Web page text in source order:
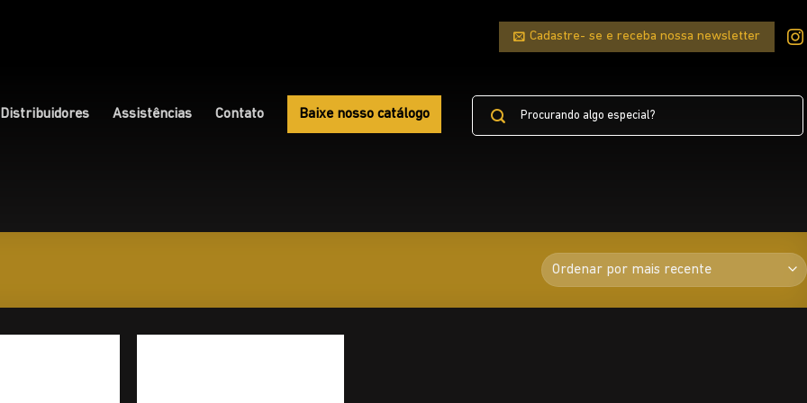
Cadastre- se e receba nossa newsletter
Distribuidores Assistências Contato Baixe nosso catálogo
Pesquisar